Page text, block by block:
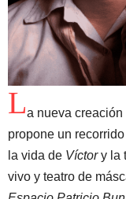
La nueva
propone un
la vida de Víctory la
vivo y teatro de